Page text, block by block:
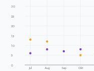
30
25
20
15
10
5
0
Jul Aug Sep Okt